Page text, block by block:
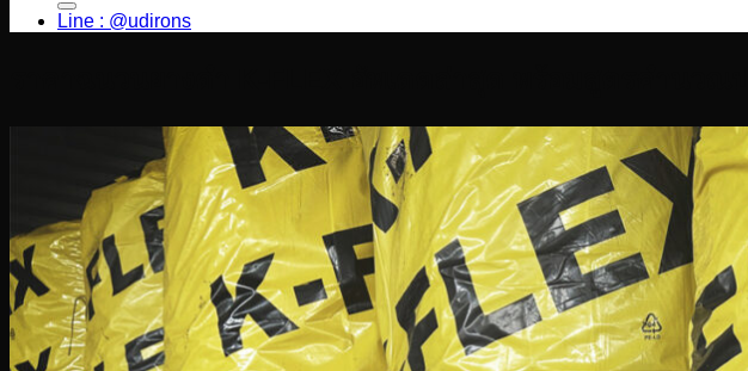
Line : @udirons